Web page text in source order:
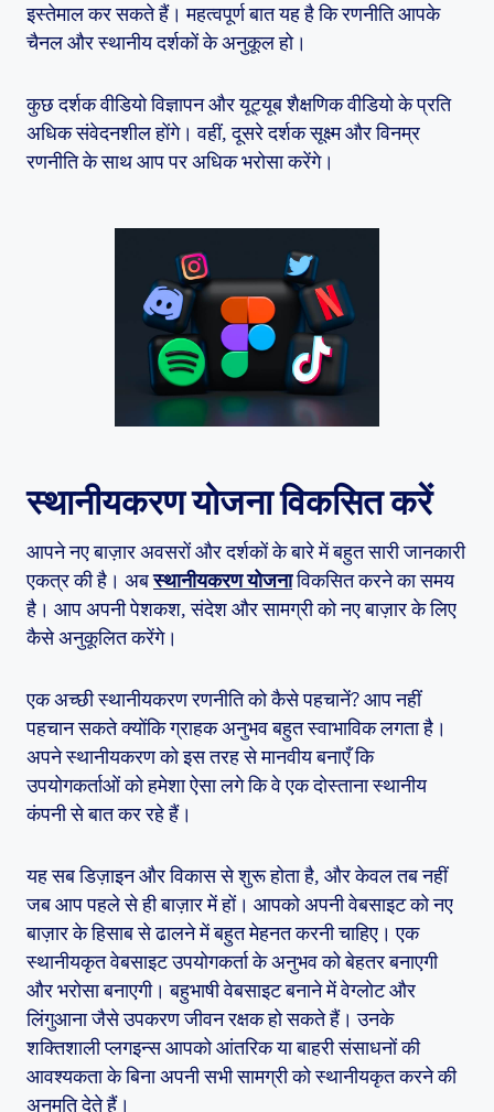
इस्तेमाल कर सकते हैं। महत्वपूर्ण बात यह है कि रणनीति आपके
चैनल और स्थानीय दर्शकों के अनुकूल हो।
कुछ दर्शक वीडियो विज्ञापन और यूट्यूब शैक्षणिक वीडियो के प्रति
अधिक संवेदनशील होंगे। वहीं, दूसरे दर्शक सूक्ष्म और विनम्र
रणनीति के साथ आप पर अधिक भरोसा करेंगे।
स्थानीयकरण योजना विकसित करें
आपने नए बाज़ार अवसरों और दर्शकों के बारे में बहुत सारी जानकारी
एकत्र की है। अबस्थानीयकरण योजनाविकसित करने का समय
है। आप अपनी पेशकश, संदेश और सामग्री को नए बाज़ार के लिए
कैसे अनुकूलित करेंगे।
एक अच्छी स्थानीयकरण रणनीति को कैसे पहचानें? आप नहीं
पहचान सकते क्योंकि ग्राहक अनुभव बहुत स्वाभाविक लगता है।
अपने स्थानीयकरण को इस तरह से मानवीय बनाएँ कि
उपयोगकर्ताओं को हमेशा ऐसा लगे कि वे एक दोस्ताना स्थानीय
कंपनी से बात कर रहे हैं।
यह सब डिज़ाइन और विकास से शुरू होता है, और केवल तब नहीं
जब आप पहले से ही बाज़ार में हों। आपको अपनी वेबसाइट को नए
बाज़ार के हिसाब से ढालने में बहुत मेहनत करनी चाहिए। एक
स्थानीयकृत वेबसाइट उपयोगकर्ता के अनुभव को बेहतर बनाएगी
और भरोसा बनाएगी। बहुभाषी वेबसाइट बनाने में वेग्लोट और
लिंगुआना जैसे उपकरण जीवन रक्षक हो सकते हैं। उनके
शक्तिशाली प्लगइन्स आपको आंतरिक या बाहरी संसाधनों की
आवश्यकता के बिना अपनी सभी सामग्री को स्थानीयकृत करने की
अनुमति देते हैं।